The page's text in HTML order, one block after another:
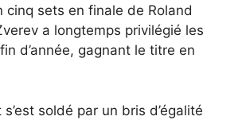
cinq sets en finale de Roland
a longtemps privilégié les
d’année, gagnant le titre en
soldé par un bris d’égalité